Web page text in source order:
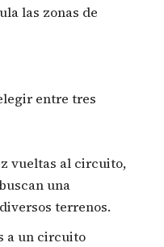
las zonas de
entre tres
vueltas al circuito,
una
terrenos.
a un circuito